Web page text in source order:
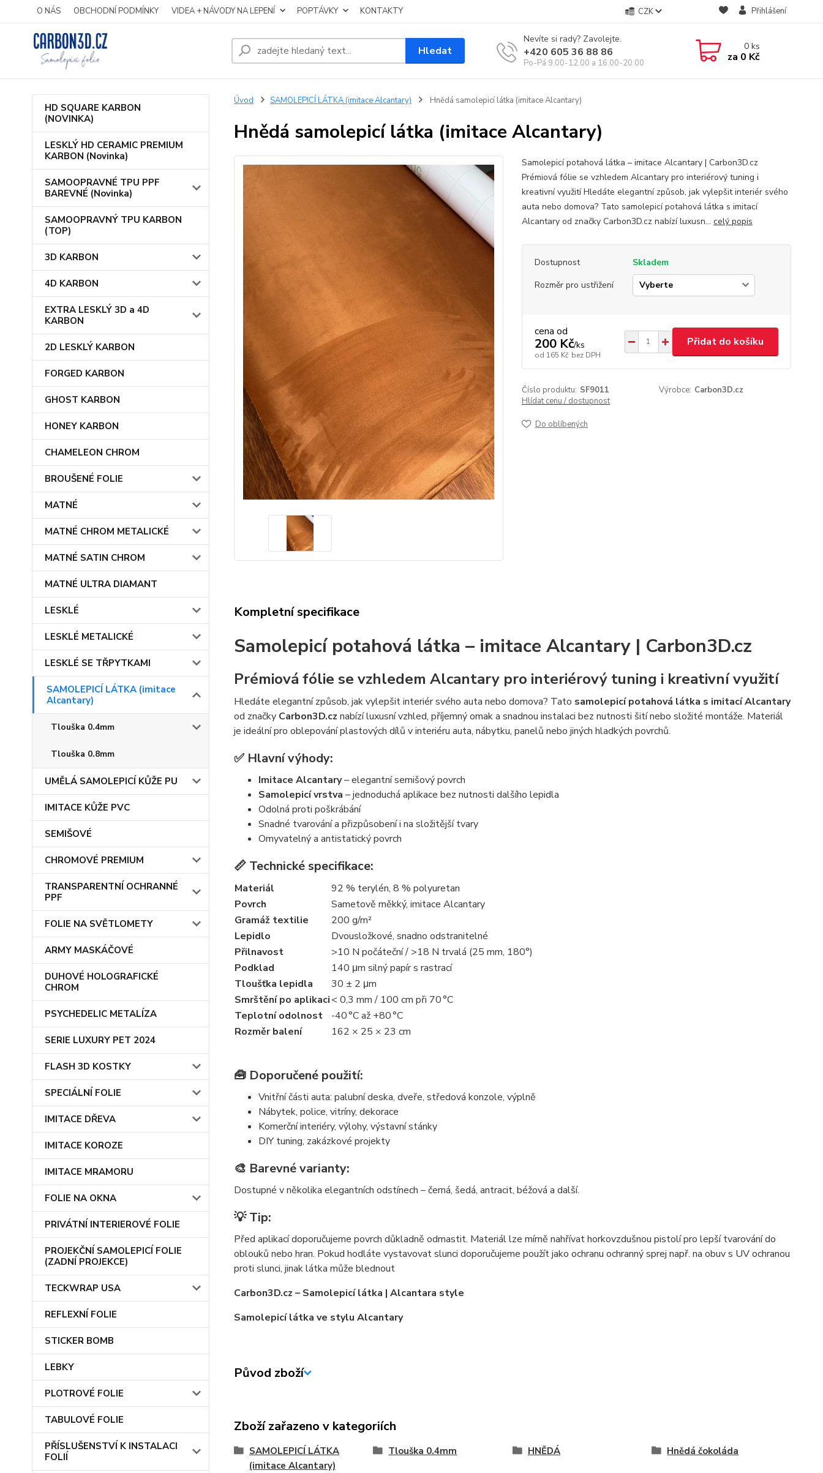
O NÁS OBCHODNÍ PODMÍNKY VIDEA + NÁVODY NA LEPENÍ POPTÁVKY KONTAKTY CZK Přihlášení
Hledat
Nevíte si rady? Zavolejte.
+420 605 36 88 86
Po-Pá 9.00-12.00 a 16.00-20.00
0ks
za 0 Kč
HD SQUARE KARBON
(NOVINKA)
LESKLÝ HD CERAMIC PREMIUM
KARBON (Novinka)
SAMOOPRAVNÉ TPU PPF
BAREVNÉ (Novinka)
SAMOOPRAVNÝ TPU KARBON
(TOP)
3D KARBON
4D KARBON
EXTRA LESKLÝ 3D a 4D
KARBON
2D LESKLÝ KARBON
FORGED KARBON
GHOST KARBON
HONEY KARBON
CHAMELEON CHROM
BROUŠENÉ FOLIE
MATNÉ
MATNÉ CHROM METALICKÉ
MATNÉ SATIN CHROM
MATNÉ ULTRA DIAMANT
LESKLÉ
LESKLÉ METALICKÉ
LESKLÉ SE TŘPYTKAMI
SAMOLEPICÍ LÁTKA (imitace
Alcantary)
Tlouška 0.4mm
Tlouška 0.8mm
UMĚLÁ SAMOLEPICÍ KŮŽE PU
IMITACE KŮŽE PVC
SEMIŠOVÉ
CHROMOVÉ PREMIUM
TRANSPARENTNÍ OCHRANNÉ
PPF
FOLIE NA SVĚTLOMETY
ARMY MASKÁČOVÉ
DUHOVÉ HOLOGRAFICKÉ
CHROM
PSYCHEDELIC METALÍZA
SERIE LUXURY PET 2024
FLASH 3D KOSTKY
SPECIÁLNÍ FOLIE
IMITACE DŘEVA
IMITACE KOROZE
IMITACE MRAMORU
FOLIE NA OKNA
PRIVÁTNÍ INTERIEROVÉ FOLIE
PROJEKČNÍ SAMOLEPICÍ FOLIE
(ZADNÍ PROJEKCE)
TECKWRAP USA
REFLEXNÍ FOLIE
STICKER BOMB
LEBKY
PLOTROVÉ FOLIE
TABULOVÉ FOLIE
PŘÍSLUŠENSTVÍ K INSTALACI
FOLIÍ
Úvod SAMOLEPICÍ LÁTKA (imitace Alcantary) Hnědá samolepicí látka (imitace Alcantary)
Hnědá samolepicí látka (imitace Alcantary)
Samolepicí potahová látka – imitace Alcantary | Carbon3D.cz
Prémiová fólie se vzhledem Alcantary pro interiérový tuning i
kreativní využití Hledáte elegantní způsob, jak vylepšit interiér svého
auta nebo domova? Tato samolepicí potahová látka s imitací
Alcantary od značky Carbon3D.cz nabízí luxusn... celý popis
Dostupnost
Skladem
Rozměr pro ustřižení
cena od
200 Kč/ks
od 165 Kč bez DPH
Přidat do košíku
Číslo produktu: SF9011 Výrobce: Carbon3D.cz
Hlídat cenu / dostupnost
Do oblíbených
Kompletní specifikace
Samolepicí potahová látka – imitace Alcantary | Carbon3D.cz
Prémiová fólie se vzhledem Alcantary pro interiérový tuning i kreativní využití
Hledáte elegantní způsob, jak vylepšit interiér svého auta nebo domova? Tato samolepicí potahová látka s imitací Alcantary
od značky Carbon3D.cz nabízí luxusní vzhled, příjemný omak a snadnou instalaci bez nutnosti šití nebo složité montáže. Materiál
je ideální pro oblepování plastových dílů v interiéru auta, nábytku, panelů nebo jiných hladkých povrchů.
✅ Hlavní výhody:
Imitace Alcantary– elegantní semišový povrch
Samolepicí vrstva – jednoduchá aplikace bez nutnosti dalšího lepidla
Odolná proti poškrábání
Snadné tvarování a přizpůsobení i na složitější tvary
Omyvatelný a antistatický povrch
📏 Technické specifikace:
Materiál
92 % terylén, 8 % polyuretan
Povrch
Sametově měkký, imitace Alcantary
Gramáž textilie
200 g/m²
Lepidlo
Dvousložkové, snadno odstranitelné
Přilnavost
>10 N počáteční / >18 N trvalá (25 mm, 180°)
Podklad
140 μm silný papír s rastrací
Tloušťka lepidla
30 ± 2 μm
Smrštění po aplikaci< 0,3 mm / 100 cm při 70 °C
Teplotní odolnost
-40 °C až +80 °C
Rozměr balení
162 × 25 × 23 cm
🧰 Doporučené použití:
Vnitřní části auta: palubní deska, dveře, středová konzole, výplně
Nábytek, police, vitríny, dekorace
Komerční interiéry, výlohy, výstavní stánky
DIY tuning, zakázkové projekty
🎨 Barevné varianty:
Dostupné v několika elegantních odstínech – černá, šedá, antracit, béžová a další.
💡 Tip:
Před aplikací doporučujeme povrch důkladně odmastit. Materiál lze mírně nahřívat horkovzdušnou pistolí pro lepší tvarování do
oblouků nebo hran. Pokud hodláte vystavovat slunci doporučujeme použít jako ochranu ochranný sprej např. na obuv s UV ochranou
proti slunci, jinak látka může blednout
Carbon3D.cz – Samolepicí látka | Alcantara style
Samolepicí látka ve stylu Alcantary
Původ zboží
Zboží zařazeno v kategoriích
SAMOLEPICÍ LÁTKA
(imitace Alcantary)
Tlouška 0.4mm HNĚDÁ Hnědá čokoláda